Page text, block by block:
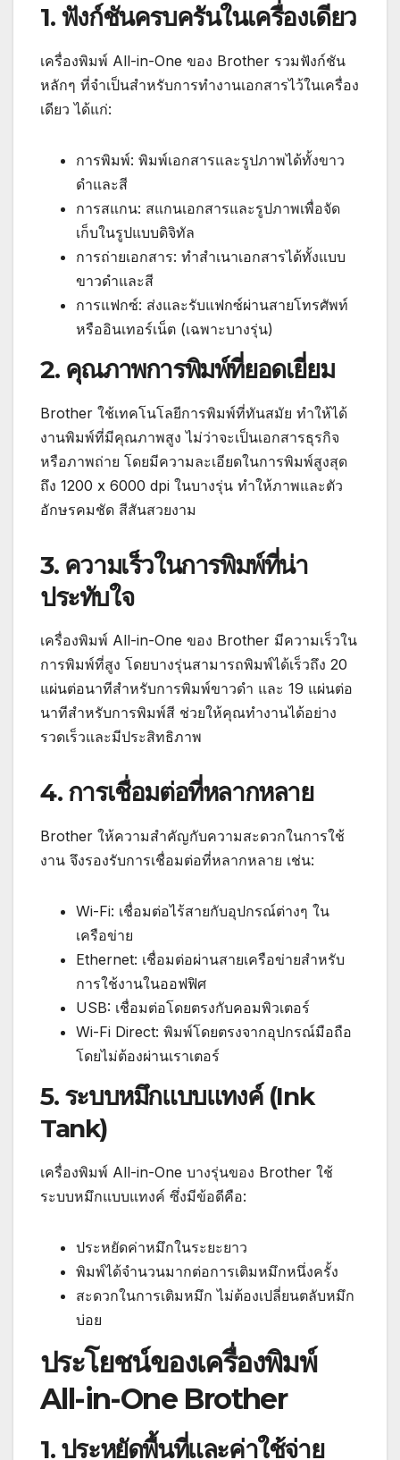
1. ฟังก์ชันครบครันในเครื่องเดียว
เครื่องพิมพ์ All-in-One ของ Brother รวมฟังก์ชัน
หลักๆ ที่จำเป็นสำหรับการทำงานเอกสารไว้ในเครื่อง
เดียว ได้แก่:
การพิมพ์: พิมพ์เอกสารและรูปภาพได้ทั้งขาว
ดำและสี
การสแกน: สแกนเอกสารและรูปภาพเพื่อจัด
เก็บในรูปแบบดิจิทัล
การถ่ายเอกสาร: ทำสำเนาเอกสารได้ทั้งแบบ
ขาวดำและสี
การแฟกซ์: ส่งและรับแฟกซ์ผ่านสายโทรศัพท์
หรืออินเทอร์เน็ต (เฉพาะบางรุ่น)
2. คุณภาพการพิมพ์ที่ยอดเยี่ยม
Brother ใช้เทคโนโลยีการพิมพ์ที่ทันสมัย ทำให้ได้
งานพิมพ์ที่มีคุณภาพสูง ไม่ว่าจะเป็นเอกสารธุรกิจ
หรือภาพถ่าย โดยมีความละเอียดในการพิมพ์สูงสุด
ถึง 1200 x 6000 dpi ในบางรุ่น ทำให้ภาพและตัว
อักษรคมชัด สีสันสวยงาม
3. ความเร็วในการพิมพ์ที่น่า
ประทับใจ
เครื่องพิมพ์ All-in-One ของ Brother มีความเร็วใน
การพิมพ์ที่สูง โดยบางรุ่นสามารถพิมพ์ได้เร็วถึง 20
แผ่นต่อนาทีสำหรับการพิมพ์ขาวดำ และ 19 แผ่นต่อ
นาทีสำหรับการพิมพ์สี ช่วยให้คุณทำงานได้อย่าง
รวดเร็วและมีประสิทธิภาพ
4. การเชื่อมต่อที่หลากหลาย
Brother ให้ความสำคัญกับความสะดวกในการใช้
งาน จึงรองรับการเชื่อมต่อที่หลากหลาย เช่น:
Wi-Fi: เชื่อมต่อไร้สายกับอุปกรณ์ต่างๆ ใน
เครือข่าย
Ethernet: เชื่อมต่อผ่านสายเครือข่ายสำหรับ
การใช้งานในออฟฟิศ
USB: เชื่อมต่อโดยตรงกับคอมพิวเตอร์
Wi-Fi Direct: พิมพ์โดยตรงจากอุปกรณ์มือถือ
โดยไม่ต้องผ่านเราเตอร์
5. ระบบหมึกแบบแทงค์ (Ink
Tank)
เครื่องพิมพ์ All-in-One บางรุ่นของ Brother ใช้
ระบบหมึกแบบแทงค์ ซึ่งมีข้อดีคือ:
ประหยัดค่าหมึกในระยะยาว
พิมพ์ได้จำนวนมากต่อการเติมหมึกหนึ่งครั้ง
สะดวกในการเติมหมึก ไม่ต้องเปลี่ยนตลับหมึก
บ่อย
ประโยชน์ของเครื่องพิมพ์
All-in-One Brother
1. ประหยัดพื้นที่และค่าใช้จ่าย